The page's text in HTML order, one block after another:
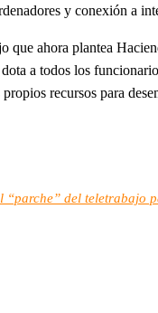
y conexión a
que ahora plantea
a todos los
recursos para
“parche” del teletrabajo